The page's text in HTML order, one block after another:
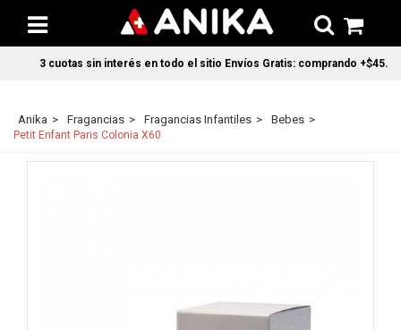
3 cuotas sin interés en todo el sitio Envíos Gratis: comprando +$45.000
Anika Fragancias Fragancias Infantiles Bebes
Petit Enfant Paris Colonia X60